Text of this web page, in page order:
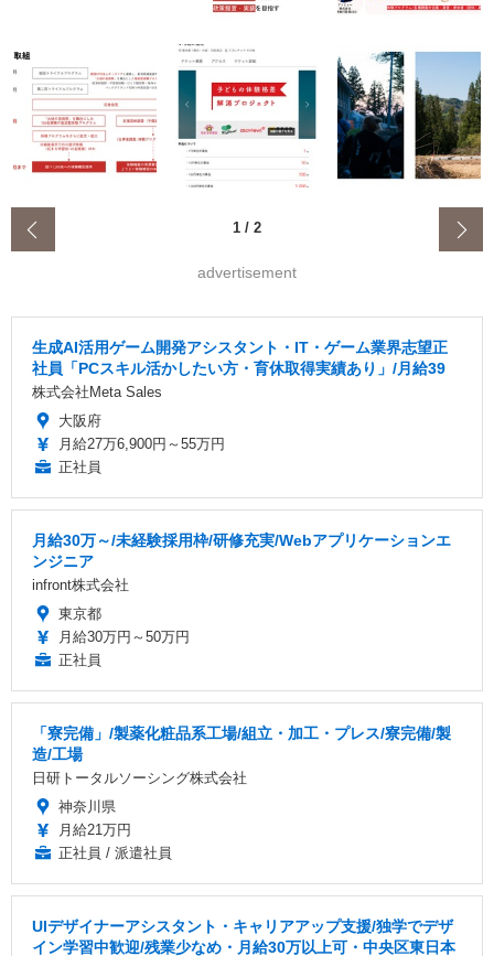
1 / 2
advertisement
生成AI活用ゲーム開発アシスタント・IT・ゲーム業界志望正
社員「PCスキル活かしたい方・育休取得実績あり」/月給39
株式会社Meta Sales
大阪府
月給27万6,900円～55万円
正社員
月給30万～/未経験採用枠/研修充実/Webアプリケーションエ
ンジニア
infront株式会社
東京都
月給30万円～50万円
正社員
「寮完備」/製薬化粧品系工場/組立・加工・プレス/寮完備/製
造/工場
日研トータルソーシング株式会社
神奈川県
月給21万円
正社員 / 派遣社員
UIデザイナーアシスタント・キャリアアップ支援/独学でデザ
イン学習中歓迎/残業少なめ・月給30万以上可・中央区東日本